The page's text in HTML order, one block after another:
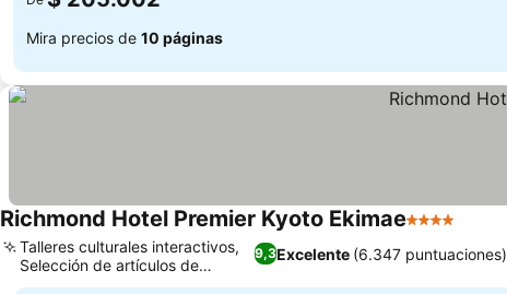
Mira precios de 10 páginas
Richmond Hotel Premier Kyoto Ekimae4 Estrellas
9,3Excelente (6.347 puntuaciones)
Talleres culturales interactivos,
Selección de artículos de
tocador